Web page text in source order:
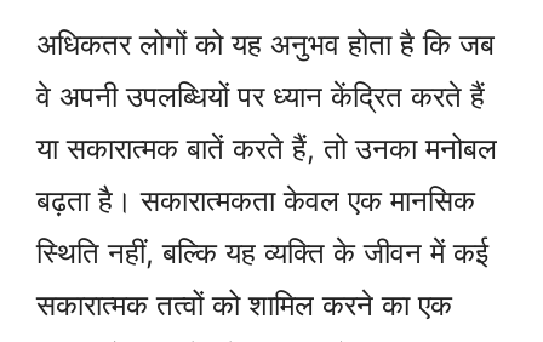
अधिकतर लोगों को यह अनुभव होता है कि जब
वे अपनी उपलब्धियों पर ध्यान केंद्रित करते हैं
या सकारात्मक बातें करते हैं, तो उनका मनोबल
बढ़ता है। सकारात्मकता केवल एक मानसिक
स्थिति नहीं, बल्कि यह व्यक्ति के जीवन में कई
सकारात्मक तत्वों को शामिल करने का एक